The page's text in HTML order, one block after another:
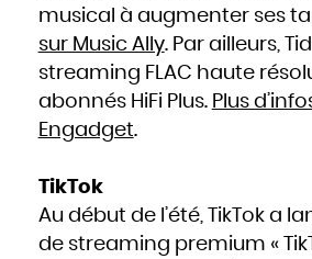
musical à augmenter ses
sur Music Ally. Par ailleurs,
streaming FLAC haute
abonnés HiFi Plus. Plus
Engadget.
TikTok
Au début de l’été, TikTok a
de streaming premium «